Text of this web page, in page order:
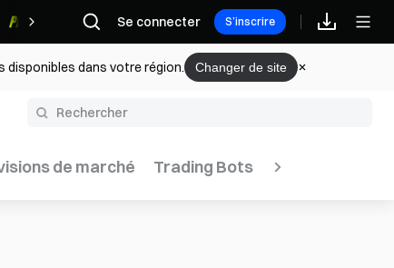
Récompenses
Se connecter S’inscrire
disponibles dans votre région. Changer de site
de marché Trading Bots Rapport